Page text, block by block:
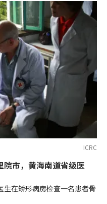
ICRC
院市，黄海南道省级医
在矫形病房检查一名患者骨